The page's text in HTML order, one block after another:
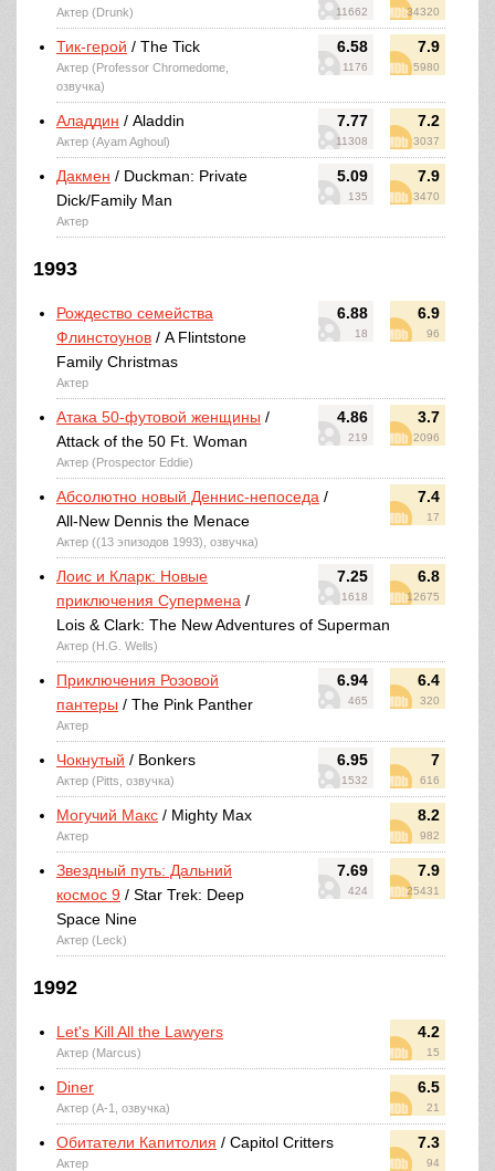
11662 34320
Актер (Drunk)
6.58
1176
7.9
5980
Тик-герой / The Tick
Актер (Professor Chromedome,
озвучка)
7.77
11308
7.2
3037
Аладдин / Aladdin
Актер (Ayam Aghoul)
5.09
135
7.9
3470
Дакмен / Duckman: Private
Dick/Family Man
Актер
1993
6.88
18
6.9
96
Рождество семейства
Флинстоунов / A Flintstone
Family Christmas
Актер
4.86
219
3.7
2096
Атака 50-футовой женщины /
Attack of the 50 Ft. Woman
Актер (Prospector Eddie)
7.4
17
Абсолютно новый Деннис-непоседа /
All-New Dennis the Menace
Актер ((13 эпизодов 1993), озвучка)
7.25
1618
6.8
12675
Лоис и Кларк: Новые
приключения Супермена /
Lois & Clark: The New Adventures of Superman
Актер (H.G. Wells)
6.94
465
6.4
320
Приключения Розовой
пантеры / The Pink Panther
Актер
6.95
1532
7
616
Чокнутый / Bonkers
Актер (Pitts, озвучка)
8.2
982
Могучий Макс / Mighty Max
Актер
7.69
424
7.9
25431
Звездный путь: Дальний
космос 9 / Star Trek: Deep
Space Nine
Актер (Leck)
1992
4.2
15
Let's Kill All the Lawyers
Актер (Marcus)
6.5
21
Diner
Актер (A-1, озвучка)
7.3
94
Обитатели Капитолия / Capitol Critters
Актер